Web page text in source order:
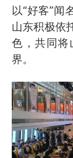
以“好客”闻
山东积极依
色，共同
界。